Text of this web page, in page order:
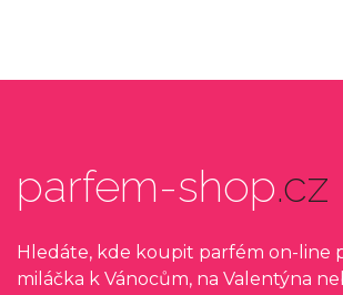
parfem-shop.cz
Hledáte, kde koupit parfém on-line
miláčka k Vánocům, na Valentýna